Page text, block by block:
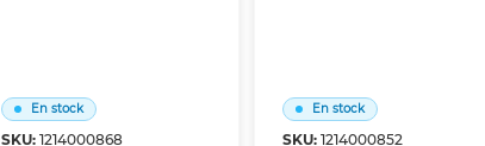
En stock
SKU: 1214000868
En stock
SKU: 1214000852